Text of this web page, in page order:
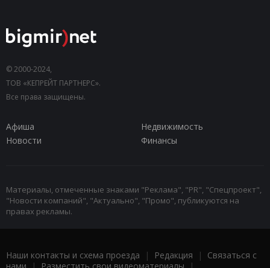
© 2000-2024,
ТОВ «КЕПРЕЙТ ПАРТНЕРС».
Все права защищены.
Афиша
Недвижимость
Новости
Финансы
Материалы, отмеченные знаками "Реклама", "PR", "Спецпроект",
"Новости компаний", "Актуально", "Промо", публикуются на
правах рекламы.
Наши контакты и схема проезда | Редакция | Связаться с